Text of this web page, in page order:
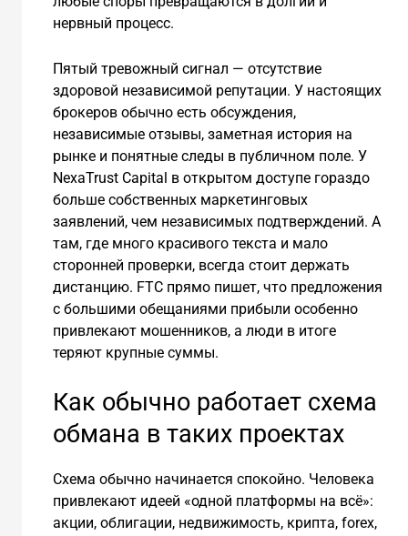
нервный процесс.
Пятый тревожный сигнал — отсутствие
здоровой независимой репутации. У настоящих
брокеров обычно есть обсуждения,
независимые отзывы, заметная история на
рынке и понятные следы в публичном поле. У
NexaTrust Capital в открытом доступе гораздо
больше собственных маркетинговых
заявлений, чем независимых подтверждений. А
там, где много красивого текста и мало
сторонней проверки, всегда стоит держать
дистанцию. FTC прямо пишет, что предложения
с большими обещаниями прибыли особенно
привлекают мошенников, а люди в итоге
теряют крупные суммы.
Как обычно работает схема
обмана в таких проектах
Схема обычно начинается спокойно. Человека
привлекают идеей «одной платформы на всё»:
акции, облигации, недвижимость, крипта, forex,